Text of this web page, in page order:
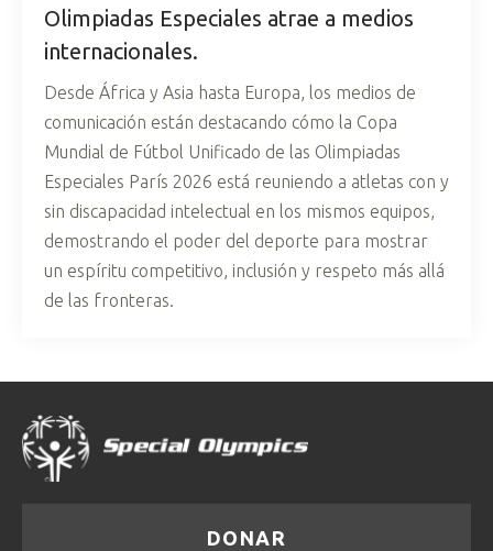
Olimpiadas Especiales atrae a medios
internacionales.
Desde África y Asia hasta Europa, los medios de
comunicación están destacando cómo la Copa
Mundial de Fútbol Unificado de las Olimpiadas
Especiales París 2026 está reuniendo a atletas con y
sin discapacidad intelectual en los mismos equipos,
demostrando el poder del deporte para mostrar
un espíritu competitivo, inclusión y respeto más allá
de las fronteras.
DONAR